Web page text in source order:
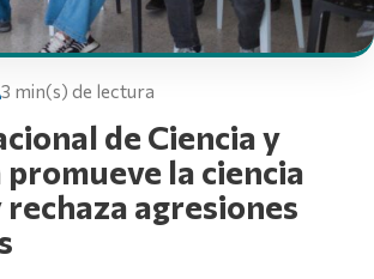
3 min(s) de lectura
de Ciencia y
la ciencia
agresiones